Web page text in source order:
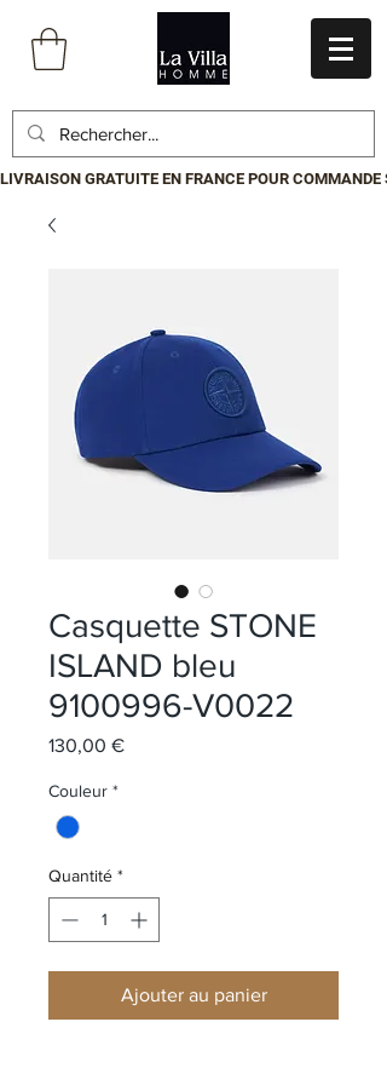
LIVRAISON GRATUITE EN FRANCE POUR
Casquette STONE
ISLAND bleu
9100996-V0022
130,00 €Prix
Couleur *
Quantité *
Ajouter au panier